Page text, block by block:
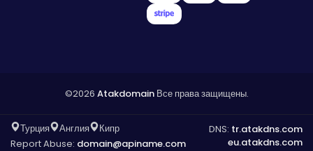
©2026 AtakdomainВсе права защищены.
Турция Англия
Кипр
Report Abuse: domain@apiname.com
DNS: tr.atakdns.com
eu.atakdns.com